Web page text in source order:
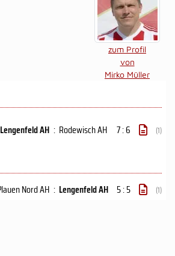
zum Profil
von
Mirko Müller
Lengenfeld AH : Rodewisch AH 7 : 6 (1)
Nord AH : Lengenfeld AH 5 : 5 (1)